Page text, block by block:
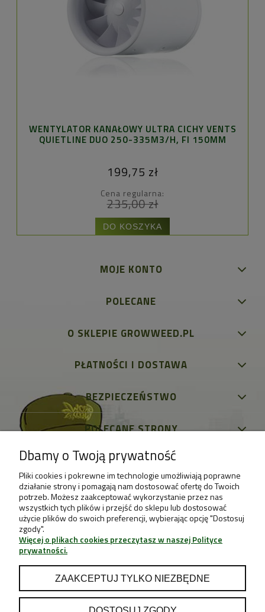
WENTYLATOR KANAŁOWY ULTRA CICHY VENTS
QUIETLINE DUO 250-335M3/H, FI 150MM
199,75 zł
Cena regularna:
235,00 zł
DO KOSZYKA
MOJE KONTO
POLECANE
O SKLEPIE GROWWEED.PL
PŁATNOŚCI I DOSTAWA
BEZPIECZEŃSTWO
POLECANE STRONY
Dbamy o Twoją prywatność
Pliki cookies i pokrewne im technologie umożliwiają poprawne
działanie strony i pomagają nam dostosować ofertę do Twoich
potrzeb. Możesz zaakceptować wykorzystanie przez nas
wszystkich tych plików i przejść do sklepu lub dostosować
użycie plików do swoich preferencji, wybierając opcję "Dostosuj
zgody".
Więcej o plikach cookies przeczytasz w naszej Polityce
prywatności.
ZAAKCEPTUJ TYLKO NIEZBĘDNE